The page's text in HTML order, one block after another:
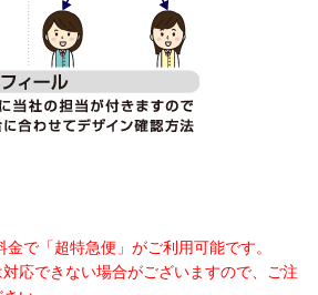
で「超特急便」がご利用可能です。
応できない場合がございますので、ご注